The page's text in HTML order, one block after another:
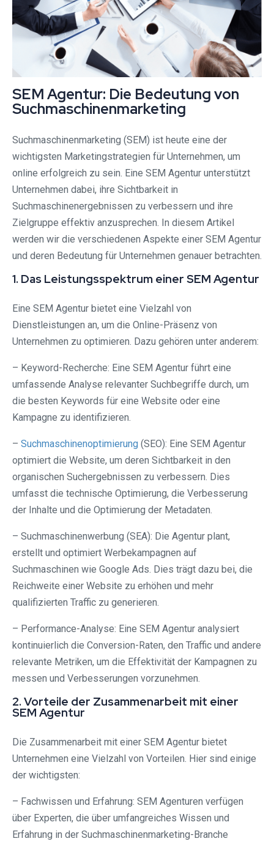
SEM Agentur: Die Bedeutung von
Suchmaschinenmarketing
Suchmaschinenmarketing (SEM) ist heute eine der
wichtigsten Marketingstrategien für Unternehmen, um
online erfolgreich zu sein. Eine SEM Agentur unterstützt
Unternehmen dabei, ihre Sichtbarkeit in
Suchmaschinenergebnissen zu verbessern und ihre
Zielgruppe effektiv anzusprechen. In diesem Artikel
werden wir die verschiedenen Aspekte einer SEM Agentur
und deren Bedeutung für Unternehmen genauer betrachten.
1. Das Leistungsspektrum einer SEM Agentur
Eine SEM Agentur bietet eine Vielzahl von
Dienstleistungen an, um die Online-Präsenz von
Unternehmen zu optimieren. Dazu gehören unter anderem:
– Keyword-Recherche: Eine SEM Agentur führt eine
umfassende Analyse relevanter Suchbegriffe durch, um
die besten Keywords für eine Website oder eine
Kampagne zu identifizieren.
– Suchmaschinenoptimierung (SEO): Eine SEM Agentur
optimiert die Website, um deren Sichtbarkeit in den
organischen Suchergebnissen zu verbessern. Dies
umfasst die technische Optimierung, die Verbesserung
der Inhalte und die Optimierung der Metadaten.
– Suchmaschinenwerbung (SEA): Die Agentur plant,
erstellt und optimiert Werbekampagnen auf
Suchmaschinen wie Google Ads. Dies trägt dazu bei, die
Reichweite einer Website zu erhöhen und mehr
qualifizierten Traffic zu generieren.
– Performance-Analyse: Eine SEM Agentur analysiert
kontinuierlich die Conversion-Raten, den Traffic und andere
relevante Metriken, um die Effektivität der Kampagnen zu
messen und Verbesserungen vorzunehmen.
2. Vorteile der Zusammenarbeit mit einer
SEM Agentur
Die Zusammenarbeit mit einer SEM Agentur bietet
Unternehmen eine Vielzahl von Vorteilen. Hier sind einige
der wichtigsten:
– Fachwissen und Erfahrung: SEM Agenturen verfügen
über Experten, die über umfangreiches Wissen und
Erfahrung in der Suchmaschinenmarketing-Branche